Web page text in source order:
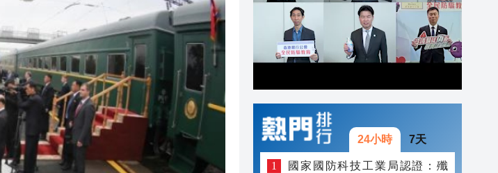
20:42
20:41
億
20:39
24小時 7天
國家國防科技工業局認證：殲